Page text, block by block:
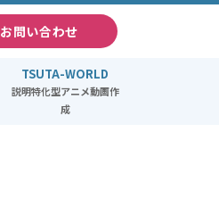
お問い合わせ
TSUTA-WORLD
説明特化型アニメ動画作
成